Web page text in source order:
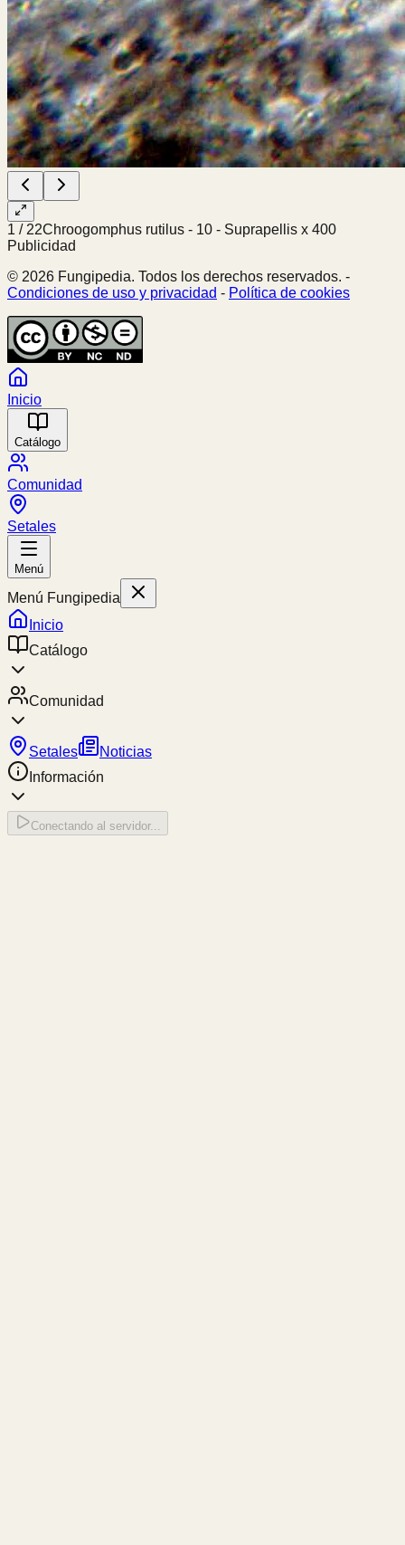
1 / 22Chroogomphus rutilus - 10 - Suprapellis x 400
Publicidad
© 2026 Fungipedia. Todos los derechos reservados. -
Condiciones de uso y privacidad - Política de cookies
Inicio
Catálogo
Comunidad
Setales
Menú
Menú Fungipedia
Inicio
Catálogo
Comunidad
Setales
Noticias
Información
Conectando al servidor...